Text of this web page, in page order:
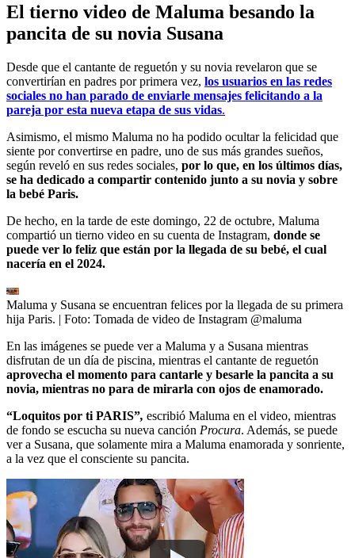
El tierno video de Maluma besando la
pancita de su novia Susana
Desde que el cantante de reguetón y su novia revelaron que se
convertirían en padres por primera vez, los usuarios en las redes
sociales no han parado de enviarle mensajes felicitando a la
pareja por esta nueva etapa de sus vidas.
Asimismo, el mismo Maluma no ha podido ocultar la felicidad que
siente por convertirse en padre, uno de sus más grandes sueños,
según reveló en sus redes sociales, por lo que, en los últimos días,
se ha dedicado a compartir contenido junto a su novia y sobre
la bebé Paris.
De hecho, en la tarde de este domingo, 22 de octubre, Maluma
compartió un tierno video en su cuenta de Instagram, donde se
puede ver lo feliz que están por la llegada de su bebé, el cual
nacería en el 2024.
Maluma y Susana se encuentran felices por la llegada de su primera
hija Paris. | Foto: Tomada de video de Instagram @maluma
En las imágenes se puede ver a Maluma y a Susana mientras
disfrutan de un día de piscina, mientras el cantante de reguetón
aprovecha el momento para cantarle y besarle la pancita a su
novia, mientras no para de mirarla con ojos de enamorado.
“Loquitos por ti PARIS”, escribió Maluma en el video, mientras
de fondo se escucha su nueva canción Procura. Además, se puede
ver a Susana, que solamente mira a Maluma enamorada y sonriente,
a la vez que el consciente su pancita.